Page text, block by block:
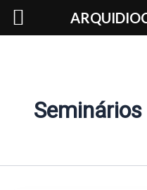
Skip
Seminários